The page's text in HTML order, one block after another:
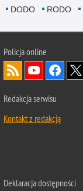
DODO RODO
Policjaonline
Redakcja serwisu
Kontakt z redakcją
Deklaracja dostępności